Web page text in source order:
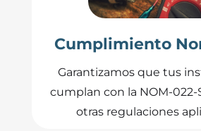
Cumplimiento
Garantizamos que tus
cumplan con la NOM-022-
otras regulaciones